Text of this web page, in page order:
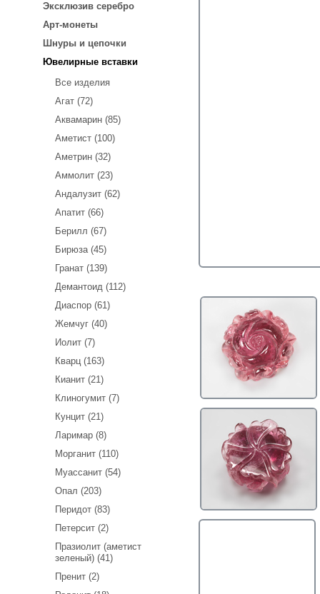
Эксклюзив серебро
Арт-монеты
Шнуры и цепочки
Ювелирные вставки
Все изделия
Агат (72)
Аквамарин (85)
Аметист (100)
Аметрин (32)
Аммолит (23)
Андалузит (62)
Апатит (66)
Берилл (67)
Бирюза (45)
Гранат (139)
Демантоид (112)
Диаспор (61)
Жемчуг (40)
Иолит (7)
Кварц (163)
Кианит (21)
Клиногумит (7)
Кунцит (21)
Ларимар (8)
Морганит (110)
Муассанит (54)
Опал (203)
Перидот (83)
Петерсит (2)
Празиолит (аметист
зеленый) (41)
Пренит (2)